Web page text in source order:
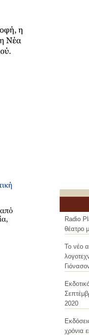
Radio
θέατρο
Το νέο
2020
χρόνια